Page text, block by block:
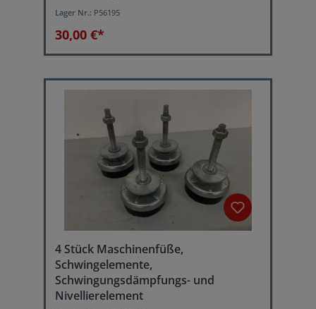
Lager Nr.: P56195
30,00 €*
4 Stück Maschinenfüße,
Schwingelemente,
Schwingungsdämpfungs- und
Nivellierelement